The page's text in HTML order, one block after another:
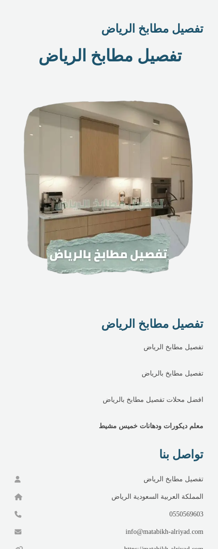
تفصيل مطابخ الرياض
تفصيل مطابخ الرياض
تفصيل مطابخ الرياض
تفصيل مطابخ الرياض
تفصيل مطابخ بالرياض
افضل محلات تفصيل مطابخ بالرياض
معلم ديكورات ودهانات خميس مشيط
تواصل بنا
تفصيل مطابخ الرياض
المملكة العربية السعودية الرياض
0550569603
info@matabikh-alriyad.com